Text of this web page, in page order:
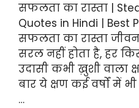
सफलता का रास्ता |
Quotes in Hindi | Best
सफलता का रास्ता
सरल नहीं होता है, हर
उदासी कभी ख़ुशी वाला
बार ये क्षण कई वर्षों में
…